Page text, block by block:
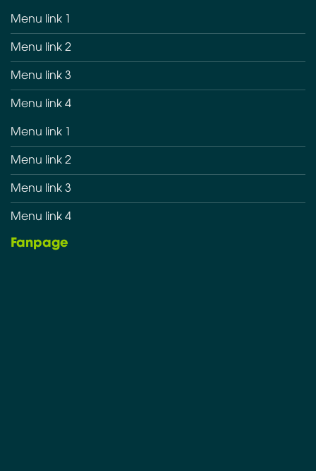
Menu link 1
Menu link 2
Menu link 3
Menu link 4
Menu link 1
Menu link 2
Menu link 3
Menu link 4
Fanpage